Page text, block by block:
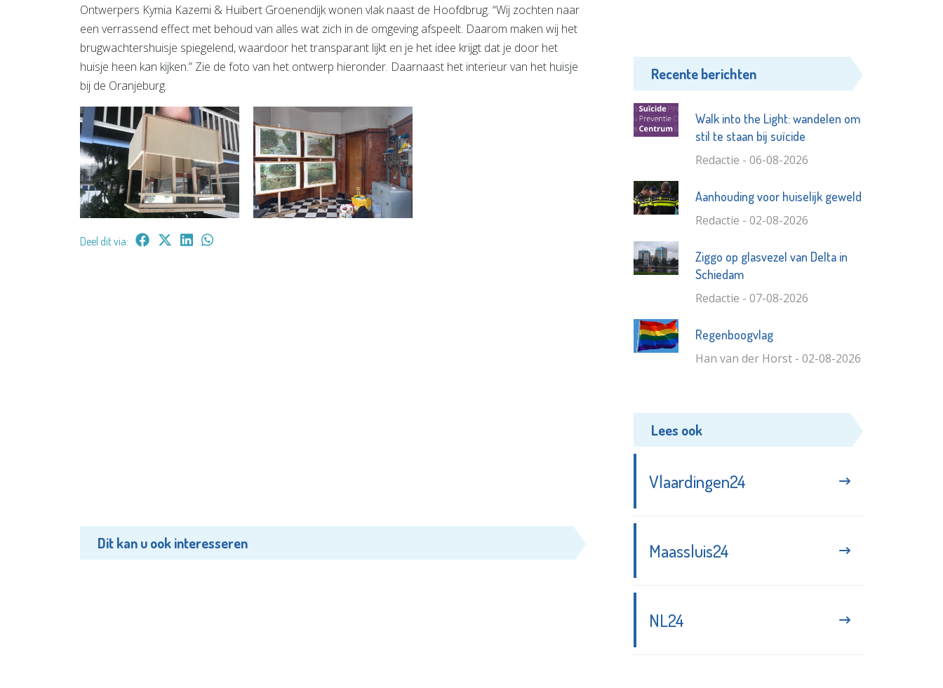
Ontwerpers Kymia Kazemi & Huibert Groenendijk wonen vlak naast de Hoofdbrug. “Wij zochten naar
een verrassend effect met behoud van alles wat zich in de omgeving afspeelt. Daarom maken wij het
brugwachtershuisje spiegelend, waardoor het transparant lijkt en je het idee krijgt dat je door het
huisje heen kan kijken.” Zie de foto van het ontwerp hieronder. Daarnaast het interieur van het huisje
bij de Oranjeburg.
Deel dit via:
Dit kan u ook interesseren
Recente berichten
Walk into the Light: wandelen om
stil te staan bij suïcide
Redactie - 06-08-2026
Aanhouding voor huiselijk geweld
Redactie - 02-08-2026
Ziggo op glasvezel van Delta in
Schiedam
Redactie - 07-08-2026
Regenboogvlag
Han van der Horst - 02-08-2026
Lees ook
Vlaardingen24
Maassluis24
NL24